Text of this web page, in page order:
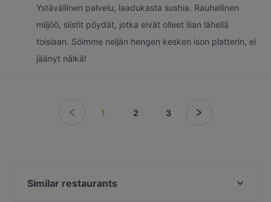
Ystävällinen palvelu, laadukasta sushia. Rauhallinen
miljöö, siistit pöydät, jotka eivät olleet liian lähellä
toisiaan. Söimme neljän hengen kesken ison platterin, ei
jäänyt nälkä!
1 2 3
Similar restaurants